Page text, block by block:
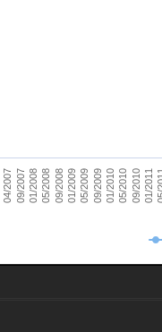
04/200709/200701/200805/200809/200801/200905/200909/200901/201005/201009/201001/2011